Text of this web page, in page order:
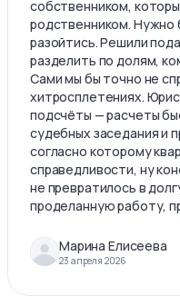
собственником,
родственником. Нужно
разойтись. Решили
разделить по долям,
Сами мы бы точно не
хитросплетениях.
подсчёты — расчеты
судебных заседания и
согласно которому
справедливости, ну
не превратилось в
проделанную работу,
Марина Елисеева
23 апреля 2026